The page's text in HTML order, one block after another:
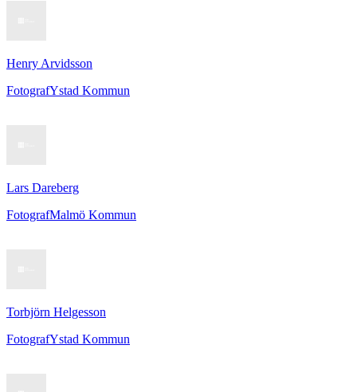
Henry Arvidsson
FotografYstad Kommun
Lars Dareberg
FotografMalmö Kommun
Torbjörn Helgesson
FotografYstad Kommun